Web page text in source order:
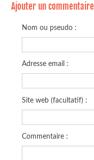
Ajouter un commentaire
Nom ou pseudo :
Adresse email :
Site web (facultatif) :
Commentaire :